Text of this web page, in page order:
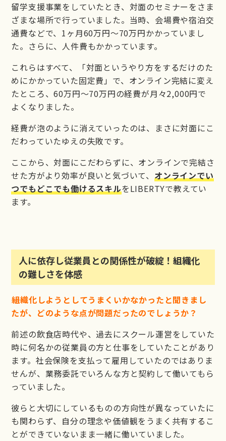
留学支援事業をしていたとき、対面のセミナーをさま
ざまな場所で行っていました。当時、会場費や宿泊交
通費などで、1ヶ月60万円～70万円かかっていまし
た。さらに、人件費もかかっています。
これらはすべて、「対面というやり方をするだけのた
めにかかっていた固定費」で、オンライン完結に変え
たところ、60万円～70万円の経費が月々2,000円で
よくなりました。
経費が泡のように消えていったのは、まさに対面にこ
だわっていたゆえの失敗です。
ここから、対面にこだわらずに、オンラインで完結さ
せた方がより効率が良いと気づいて、オンラインでい
つでもどこでも働けるスキルをLIBERTYで教えてい
ます。
人に依存し従業員との関係性が破綻！組織化
の難しさを体感
――組織化しようとしてうまくいかなかったと聞きまし
たが、どのような点が問題だったのでしょうか？
前述の飲食店時代や、過去にスクール運営をしていた
時に何名かの従業員の方と仕事をしていたことがあり
ます。社会保険を支払って雇用していたのではありま
せんが、業務委託でいろんな方と契約して働いてもら
っていました。
彼らと大切にしているものの方向性が異なっていたに
も関わらず、自分の理念や価値観をうまく共有するこ
とができていないまま一緒に働いていました。